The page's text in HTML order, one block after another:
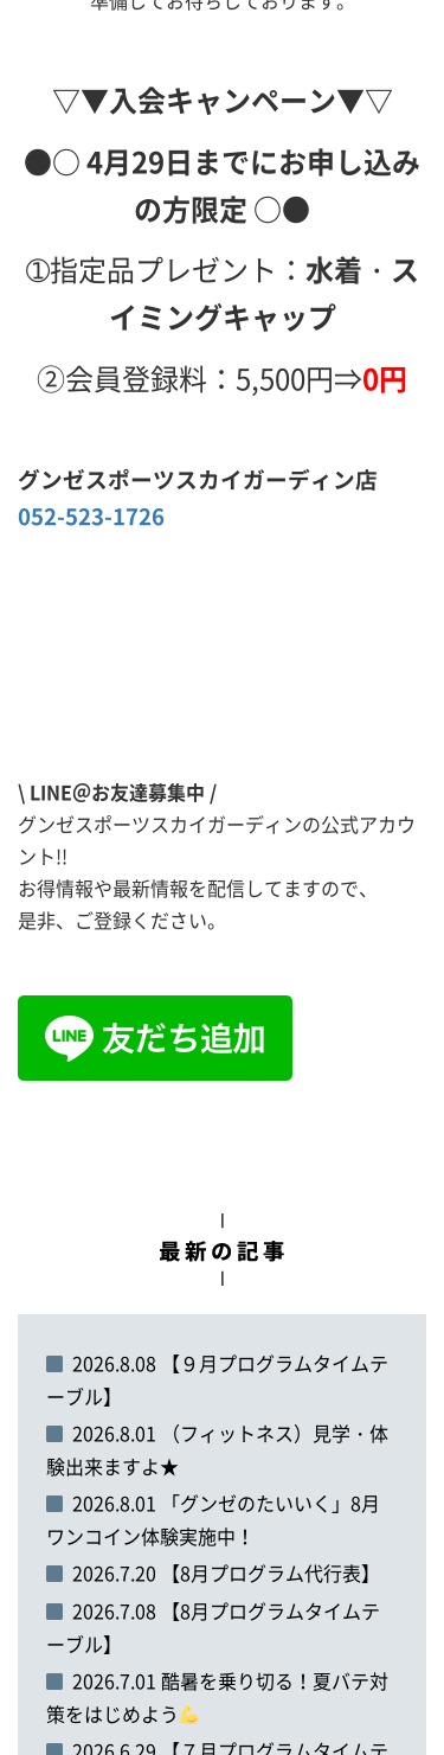
▽▼入会キャンペーン▼▽
●○ 4月29日までにお申し込み
の方限定 ○●
➀指定品プレゼント： 水着 ・ ス
イミングキャップ
②会員登録料：5,500円⇒0円
グンゼスポーツスカイガーディン店
052-523-1726
\ LINE＠お友達募集中 /
グンゼスポーツスカイガーディンの公式アカウ
ント!!
お得情報や最新情報を配信してますので、
是非、ご登録ください。
2026.8.08 【９月プログラムタイムテ
ーブル】
2026.8.01 （フィットネス）見学・体
験出来ますよ★
2026.8.01 「グンゼのたいいく」8月
ワンコイン体験実施中！
2026.7.20 【8月プログラム代行表】
2026.7.08 【8月プログラムタイムテ
ーブル】
2026.7.01 酷暑を乗り切る！夏バテ対
策をはじめよう